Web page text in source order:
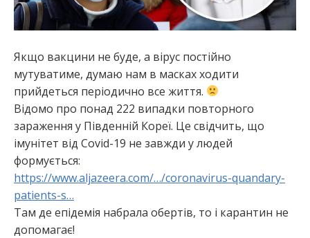
Якщо вакцини не буде, а вірус постійно
мутуватиме, думаю нам в масках ходити
прийдеться періодично все життя.
Відомо про понад 222 випадки повторного
зараження у Південній Кореї. Це свідчить, що
імунітет від Covid-19 не завжди у людей
формується:
https://www.aljazeera.com/…/coronavirus-quandary-
patients-s…
Там де епідемія набрала обертів, то і карантин не
допомагає!